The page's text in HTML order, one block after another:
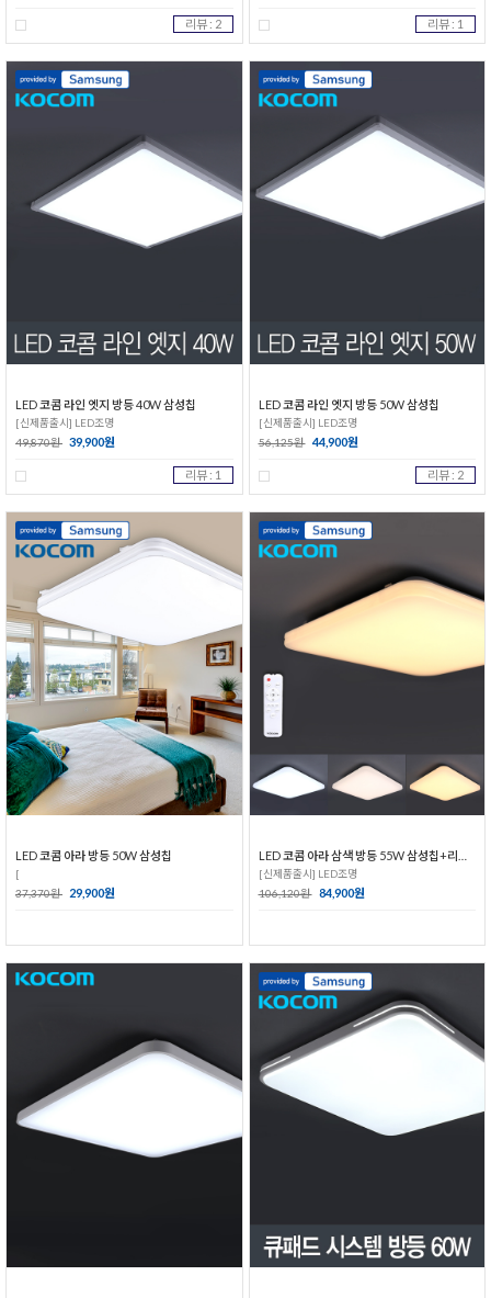
리뷰 : 2 리뷰 : 1
LED 코콤 라인 엣지 방등 40W 삼성칩
[신제품출시] LED조명
49,870원 39,900원
리뷰 : 1
LED 코콤 라인 엣지 방등 50W 삼성칩
[신제품출시] LED조명
56,125원 44,900원
리뷰 : 2
LED 코콤 아라 방등 50W 삼성칩
[
37,370원 29,900원
[신제품출시] LED조명
106,120원 84,900원